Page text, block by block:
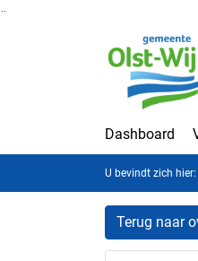
Dashboard
U bevindt zich hier:
Terug naar